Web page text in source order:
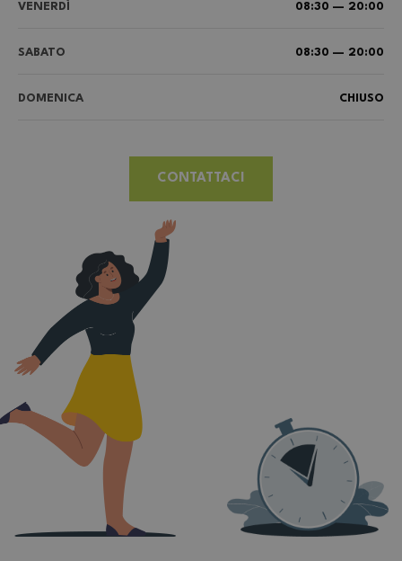
VENERDÌ 08:30 — 20:00
SABATO 08:30 — 20:00
DOMENICA CHIUSO
CONTATTACI